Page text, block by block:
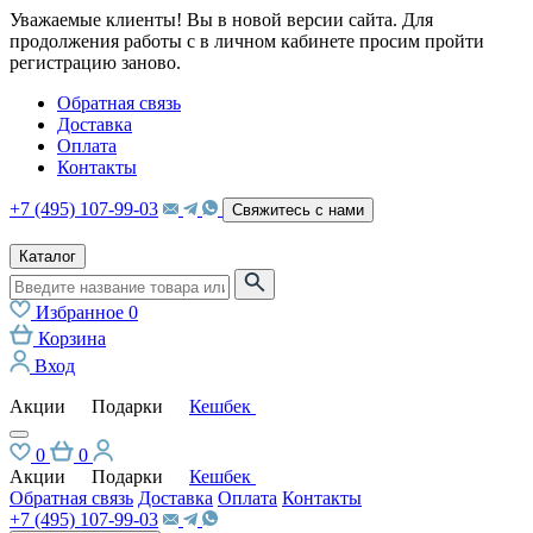
Уважаемые клиенты! Вы в новой версии сайта. Для
продолжения работы с в личном кабинете просим пройти
регистрацию заново.
Обратная связь
Доставка
Оплата
Контакты
+7 (495) 107-99-03 Свяжитесь с нами
Каталог
Избранное 0
Корзина
Вход
Акции
Подарки Кешбек
0
0
Акции
Подарки
Кешбек
Обратная связь Доставка Оплата Контакты
+7 (495) 107-99-03